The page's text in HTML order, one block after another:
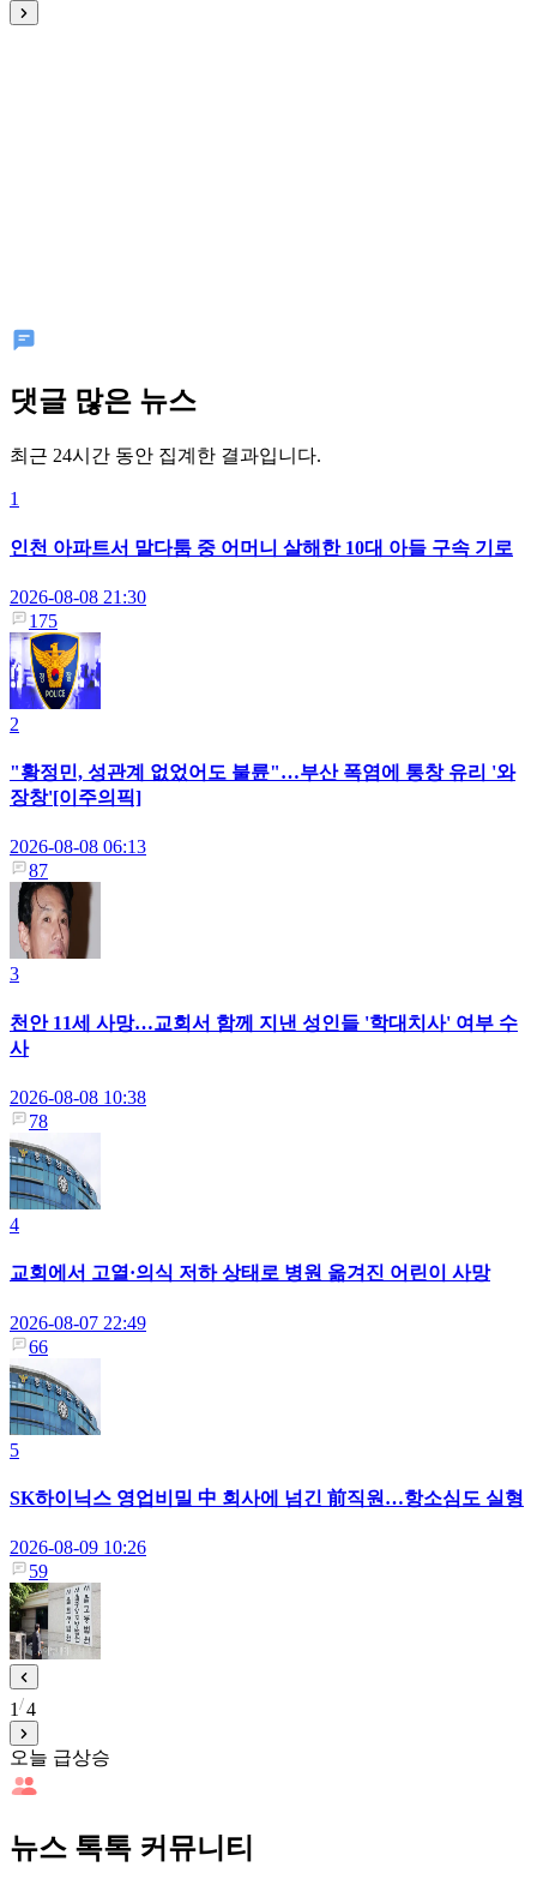
댓글 많은 뉴스
최근 24시간 동안 집계한 결과입니다.
1
인천 아파트서 말다툼 중 어머니 살해한 10대 아들 구속 기로
2026-08-08 21:30
175
2
"황정민, 성관계 없었어도 불륜"…부산 폭염에 통창 유리 '와
장창'[이주의픽]
2026-08-08 06:13
87
3
천안 11세 사망…교회서 함께 지낸 성인들 '학대치사' 여부 수
사
2026-08-08 10:38
78
4
교회에서 고열·의식 저하 상태로 병원 옮겨진 어린이 사망
2026-08-07 22:49
66
5
SK하이닉스 영업비밀 中 회사에 넘긴 前직원…항소심도 실형
2026-08-09 10:26
59
1 4
오늘 급상승
뉴스 톡톡 커뮤니티